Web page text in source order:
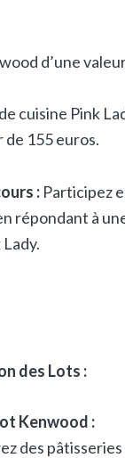
d’une
cuisine Pink
de 155 euros.
: Participez
répondant à
des Lots :
Kenwood :
des